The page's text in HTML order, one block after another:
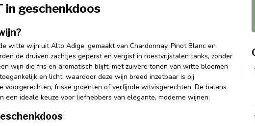
in geschenkdoos
witte wijn uit Alto Adige, gemaakt van Chardonnay, Pinot Blanc en
de druiven zachtjes geperst en vergist in roestvrijstalen tanks, zonder
wijn die fris en aromatisch blijft, met zuivere tonen van witte bloemen
en licht, waardoor deze wijn breed inzetbaar is bij
voorgerechten, frisse groenten of verfijnde witvisgerechten. De balans
een ideale keuze voor liefhebbers van elegante, moderne wijnen.